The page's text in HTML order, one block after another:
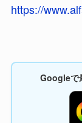
https://
Googleで